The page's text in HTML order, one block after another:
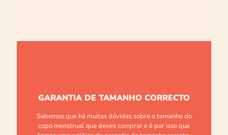
GARANTIA DE TAMANHO CORRECTO
Sabemos que há muitas dúvidas sobre o tamanho do
copo menstrual que deves comprar e é por isso que